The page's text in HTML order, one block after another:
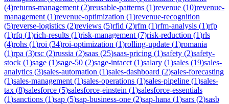
(4)returns-management (2)reusable-patterns (1)revenue (10)revenue-
management (1)revenue-optimization (1)revenue-recognition
(5)reverse-logistics (2)reviews (5)rfid (2)rfm (1)rfm-analysis (1)rfp
(1)rfq (1)rich-results (1)risk-management (7)risk-reduction (1)rls
(4)rohs (1)roi (34)roi-optimization (1)rolling-update (1)romania
(1)rpa (3)rsc (2)russia (2)saas (25)saas-pricing (1)safety (2)safety-
stock (1)sage (1)sage-50 (2)sage-intacct (1)salary (1)sales (19)sales-
analytics (3)sales-automation (1)sales-dashboard (2)sales-forecasting
(1)sales-management (1)sales-operations (1)sales-pipeline (1)sales-
tax (8)salesforce (5)salesforce-einstein (1)salesforce-essentials
(1)sanctions (1)sap (5)sap-business-one (2)sap-hana (1)sars (2)sasb